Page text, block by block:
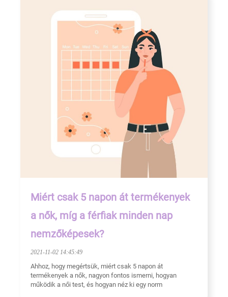
Miért csak 5 napon át termékenyek
a nők, míg a férfiak minden nap
nemzőképesek?
2021-11-02 14:45:49
Ahhoz, hogy megértsük, miért csak 5 napon át
termékenyek a nők, nagyon fontos ismerni, hogyan
működik a női test, és hogyan néz ki egy norm